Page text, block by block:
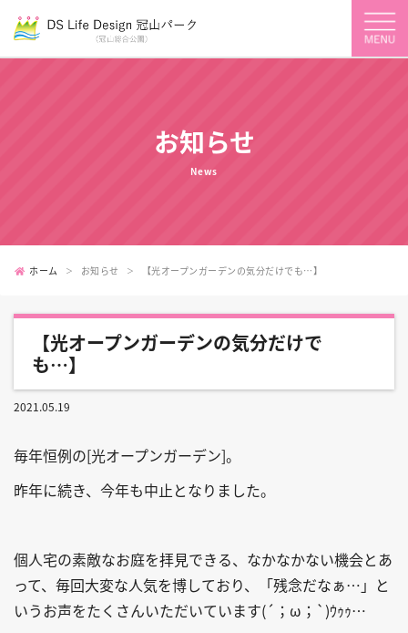
お知らせ
News
ホーム お知らせ 【光オープンガーデンの気分だけでも…】
【光オープンガーデンの気分だけで
も…】
2021.05.19
毎年恒例の[光オープンガーデン]。
昨年に続き、今年も中止となりました。
個人宅の素敵なお庭を拝見できる、なかなかない機会とあ
って、毎回大変な人気を博しており、「残念だなぁ…」と
いうお声をたくさんいただいています(´；ω；`)ｳｩｩ…